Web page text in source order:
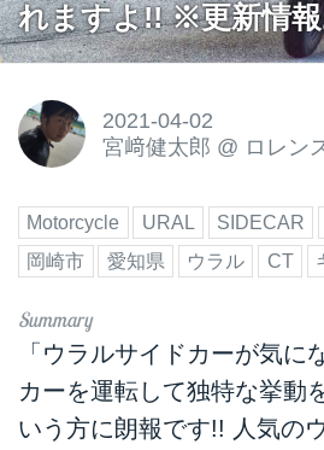
れますよ!! ※更新情
2021-04-02
宮﨑健太郎 @ ロレン
Motorcycle URAL SIDECAR
岡崎市
愛知県 ウラル CT
「ウラルサイドカーが気に
カーを運転して独特な挙動
いう方に朗報です!! 人気の